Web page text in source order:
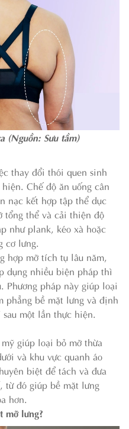
(Nguồn: Sưu tầm)
thay đổi thói quen sinh
Chế độ ăn uống cân
nạc kết hợp tập thể dục
tổng thể và cải thiện độ
như plank, kéo xà hoặc
cơ lưng.
hợp mỡ tích tụ lâu năm,
dụng nhiều biện pháp thì
Phương pháp này giúp loại
phẳng bề mặt lưng và định
một lần thực hiện.
giúp loại bỏ mỡ thừa
và khu vực quanh áo
biệt để tách và đưa
từ đó giúp bề mặt lưng
hơn.
mỡ lưng?